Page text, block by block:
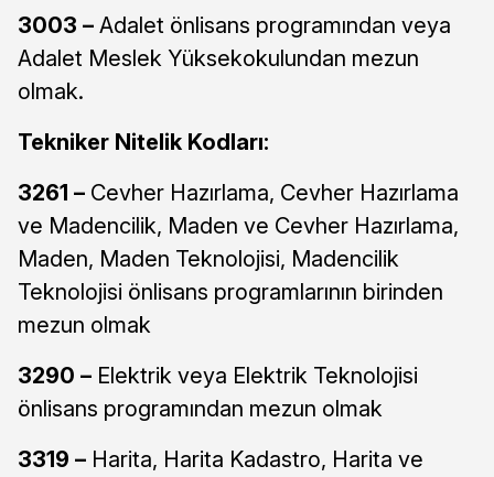
3003 – Adalet önlisans programından veya
Adalet Meslek Yüksekokulundan mezun
olmak.
Tekniker Nitelik Kodları:
3261 – Cevher Hazırlama, Cevher Hazırlama
ve Madencilik, Maden ve Cevher Hazırlama,
Maden, Maden Teknolojisi, Madencilik
Teknolojisi önlisans programlarının birinden
mezun olmak
3290 – Elektrik veya Elektrik Teknolojisi
önlisans programından mezun olmak
3319 – Harita, Harita Kadastro, Harita ve